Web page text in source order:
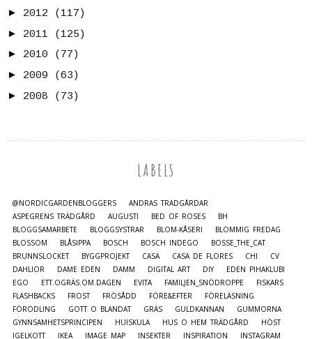
► 2012
(117)
► 2011
(125)
► 2010
(77)
► 2009
(63)
► 2008 (73)
LABELS
@NORDICGARDENBLOGGERS
ANDRAS TRÄDGÅRDAR
ASPEGRENS TRÄDGÅRD
AUGUSTI BED OF ROSES
BH
BLOGGSAMARBETE
BLOGGSYSTRAR BLOM-KÅSERI
BLOMMIG FREDAG
BLOSSOM
BLÅSIPPA BOSCH BOSCH INDEGO
BOSSE_THE_CAT
BRUNNSLOCKET
BYGGPROJEKT CASA CASA DE FLORES CHI
CV
DAHLIOR
DAME EDEN DAMM DIGITAL ART DIY
EDEN PIHAKLUBI
EGO
ETT.OGRÄS.OM.DAGEN EVITA FAMILJEN_SNÖDROPPE
FISKARS
FLASHBACKS
FROST FRÖSÅDD FÖRE&EFTER
FÖRELÄSNING
FÖRODLING
GOTT O BLANDAT GRÄS GULDKANNAN
GUMMORNA
GYNNSAMHETSPRINCIPEN
HUISKULA HUS O HEM TRÄDGÅRD
HÖST
IGELKOTT
IKEA IMAGE MAP INSEKTER INSPIRATION
INSTAGRAM